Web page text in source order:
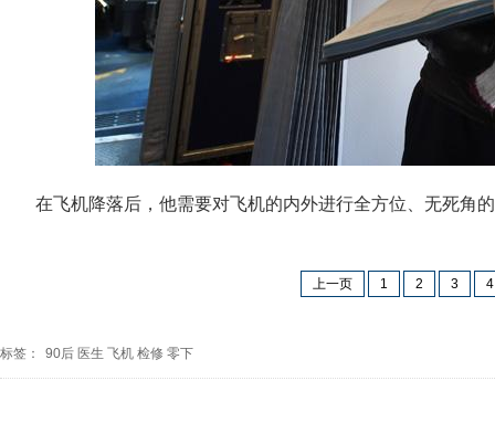
在飞机降落后，他需要对飞机的内外进行全方位、无死角
上一页 1 2 3 4
标签： 90后 医生 飞机 检修 零下